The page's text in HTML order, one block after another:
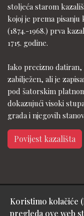
stoljeća starom
kojoj je prema pisanju
(1874.-1968.) prva
1715. godine.
Iako precizno datiran,
zabilježen, ali je
pod šatorskim
dokazujući visoki
grada i njegovih
Povijest kazališta
Copyright © Gradsko
Koristimo kolačiće
pregleda ove web